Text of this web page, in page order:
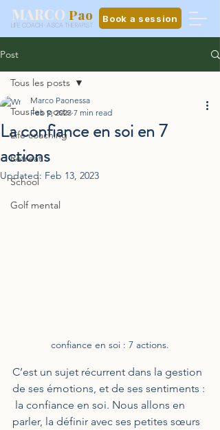
MARCO Pao
LIFE COACH · ASCA THERAPIST
Book a session
Post
Tous les posts
Life coaching
Retreat
School
Golf mental
Tous les posts
La confiance en soi en 7
actions
Marco Paonessa
Feb 9, 2023 7 min read
Updated: Feb 13, 2023
confiance en soi : 7 actions.
C’est un sujet récurrent dans la gestion
de ses émotions, et de ses sentiments :
la confiance en soi. Nous allons en
parler, la définir avec ses petites sœurs